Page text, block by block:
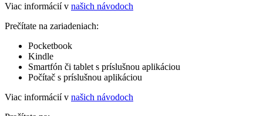
Viac informácií v našich návodoch
Prečítate na zariadeniach:
Pocketbook
Kindle
Smartfón či tablet s príslušnou aplikáciou
Počítač s príslušnou aplikáciou
Viac informácií v našich návodoch